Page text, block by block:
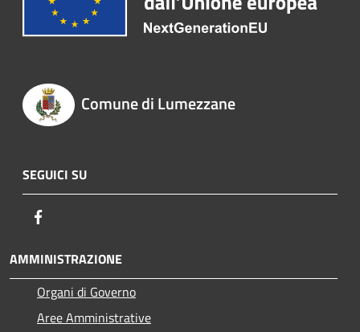
Comune di Lumezzane
SEGUICI SU
AMMINISTRAZIONE
Organi di Governo
Aree Amministrative